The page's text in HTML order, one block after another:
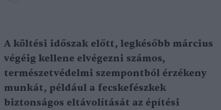
A költési időszak előtt, legkésőbb március
végéig kellene elvégezni számos,
természetvédelmi szempontból érzékeny
munkát, például a fecskefészkek
biztonságos eltávolítását az építési